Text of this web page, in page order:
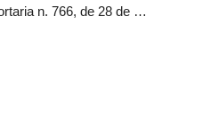
Portaria n. 766, de 28 de março de 2024